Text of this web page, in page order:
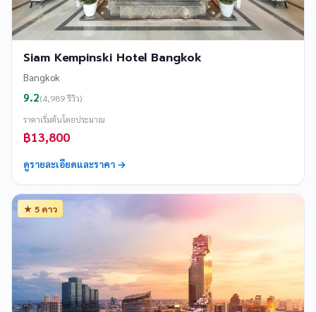
Siam Kempinski Hotel Bangkok
Bangkok
9.2(4,989 รีวิว)
ราคาเริ่มต้นโดยประมาณ
฿13,800
ดูรายละเอียดและราคา →
★ 5 ดาว